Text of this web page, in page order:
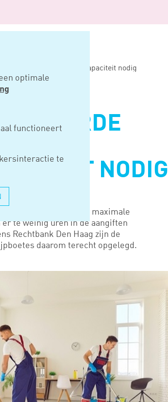
optimale
functioneert
te
uren was meer arbeidscapaciteit nodig
NODIG
factureert dan de maximale
te weinig uren in de aangiften
Rechtbank Den Haag zijn de
daarom terecht opgelegd.